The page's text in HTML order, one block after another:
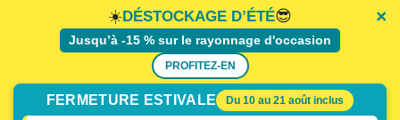
×
☀️DÉSTOCKAGE D’ÉTÉ😎
Jusqu’à -15 % sur le rayonnage d'occasion
PROFITEZ-EN
FERMETURE ESTIVALE Du 10 au 21 août inclus
×
×